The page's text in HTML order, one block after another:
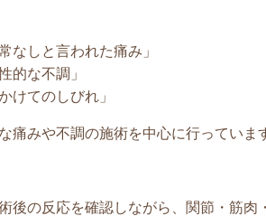
なしと言われた痛み」
的な不調」
けてのしびれ」
痛みや不調の施術を中心に行っていま
後の反応を確認しながら、関節・筋